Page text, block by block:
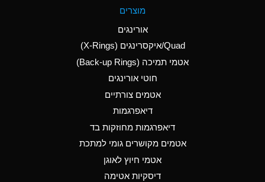
Aluminum Nitrate
(Aqueous)
Aluminum Phosphate
Ammonia Anhydrous
B
Ammonia Gas (cold)
A
מוצרים
אורינגים
Quad/איקסרינגים (X-Rings)
אטמי תמיכה (Back-up Rings)
חוטי אורינגים
אטמים צורתיים
דיאפרגמות
דיאפרגמות מחוזקות בד
אטמים מקושרים גומי למתכת
אטמי חיוץ לאוגן
דיסקיות אטימה